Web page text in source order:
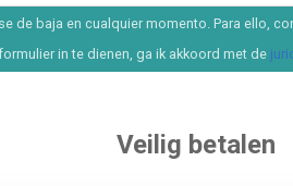
de baja en cualquier momento. Para ello,
in te dienen, ga ik akkoord met de
Veilig betalen